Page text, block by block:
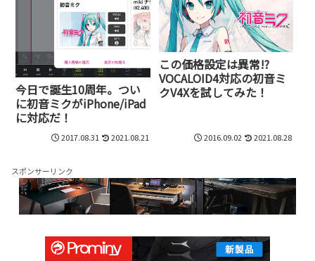
今日で誕生10周年。つい
に初音ミクがiPhone/iPad
に対応だ！
2017.08.31 2021.08.21
この価格設定は異常!?
VOCALOID4対応の初音ミ
クV4Xを試してみた！
2016.09.02 2021.08.28
スポンサーリンク